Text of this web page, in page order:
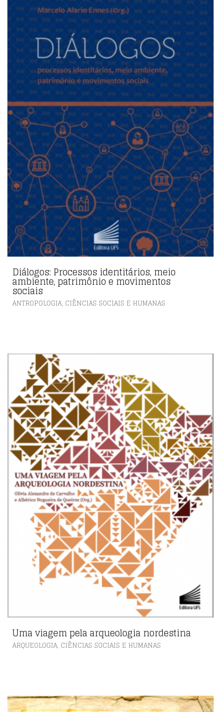
Diálogos: Processos identitários, meio
ambiente, patrimônio e movimentos
sociais
ANTROPOLOGIA, CIÊNCIAS SOCIAIS E HUMANAS
Uma viagem pela arqueologia nordestina
ARQUEOLOGIA, CIÊNCIAS SOCIAIS E HUMANAS